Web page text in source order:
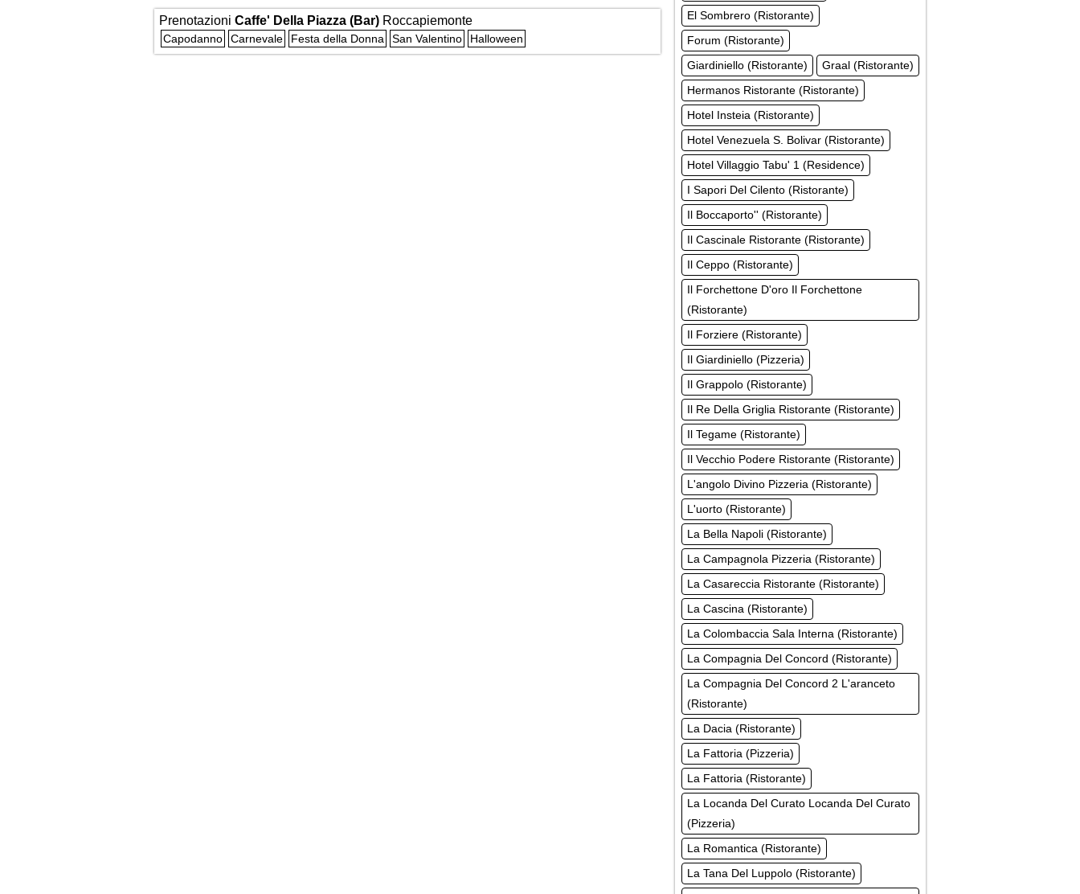
Prenotazioni Caffe' Della Piazza (Bar) Roccapiemonte
Capodanno Carnevale Festa della Donna San Valentino Halloween
El Sombrero (Ristorante)
Forum (Ristorante)
Giardiniello (Ristorante)
Graal (Ristorante)
Hermanos Ristorante (Ristorante)
Hotel Insteia (Ristorante)
Hotel Venezuela S. Bolivar (Ristorante)
Hotel Villaggio Tabu' 1 (Residence)
I Sapori Del Cilento (Ristorante)
Il Boccaporto'' (Ristorante)
Il Cascinale Ristorante (Ristorante)
Il Ceppo (Ristorante)
Il Forchettone D'oro Il Forchettone
(Ristorante)
Il Forziere (Ristorante)
Il Giardiniello (Pizzeria)
Il Grappolo (Ristorante)
Il Re Della Griglia Ristorante (Ristorante)
Il Tegame (Ristorante)
Il Vecchio Podere Ristorante (Ristorante)
L'angolo Divino Pizzeria (Ristorante)
L'uorto (Ristorante)
La Bella Napoli (Ristorante)
La Campagnola Pizzeria (Ristorante)
La Casareccia Ristorante (Ristorante)
La Cascina (Ristorante)
La Colombaccia Sala Interna (Ristorante)
La Compagnia Del Concord (Ristorante)
La Compagnia Del Concord 2 L'aranceto
(Ristorante)
La Dacia (Ristorante)
La Fattoria (Pizzeria)
La Fattoria (Ristorante)
La Locanda Del Curato Locanda Del Curato
(Pizzeria)
La Romantica (Ristorante)
La Tana Del Luppolo (Ristorante)